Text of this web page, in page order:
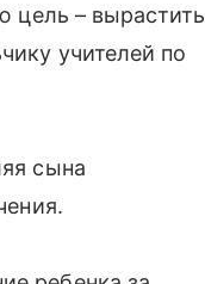
цель – вырастить
учителей по
сына